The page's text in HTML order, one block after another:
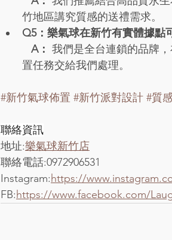
竹地區講究質感的送禮需求。
Q5：樂氣球在新竹有實體據點
   A：
我們是全台連鎖的品牌
置任務交給我們處理。
#新竹氣球佈置 #新竹派對設計 #質
聯絡資訊
地址:樂氣球新竹店
聯絡電話:0972906531
Instagram:https://
FB:https://www.facebook.com/